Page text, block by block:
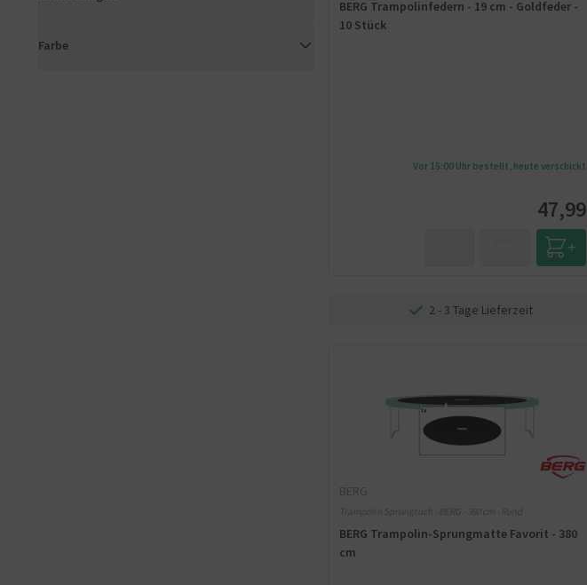
Farbe
BERG Trampolinfedern - 19 cm - Goldfeder -
10 Stück
Vor 15:00 Uhr bestellt, heute verschickt
47,99
2 - 3 Tage Lieferzeit
BERG
Trampolin Sprungtuch - BERG - 380 cm - Rund
BERG Trampolin-Sprungmatte Favorit - 380
cm